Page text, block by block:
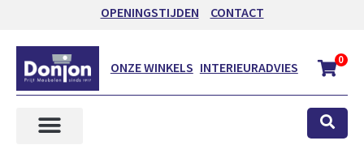
OPENINGSTIJDEN CONTACT
ONZE WINKELS INTERIEURADVIES 0